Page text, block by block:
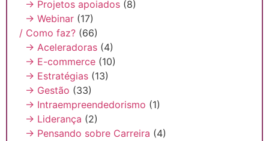
→ Projetos apoiados (8)
→ Webinar (17)
/ Como faz? (66)
→ Aceleradoras (4)
→ E-commerce (10)
→ Estratégias (13)
→ Gestão (33)
→ Intraempreendedorismo (1)
→ Liderança (2)
→ Pensando sobre Carreira (4)